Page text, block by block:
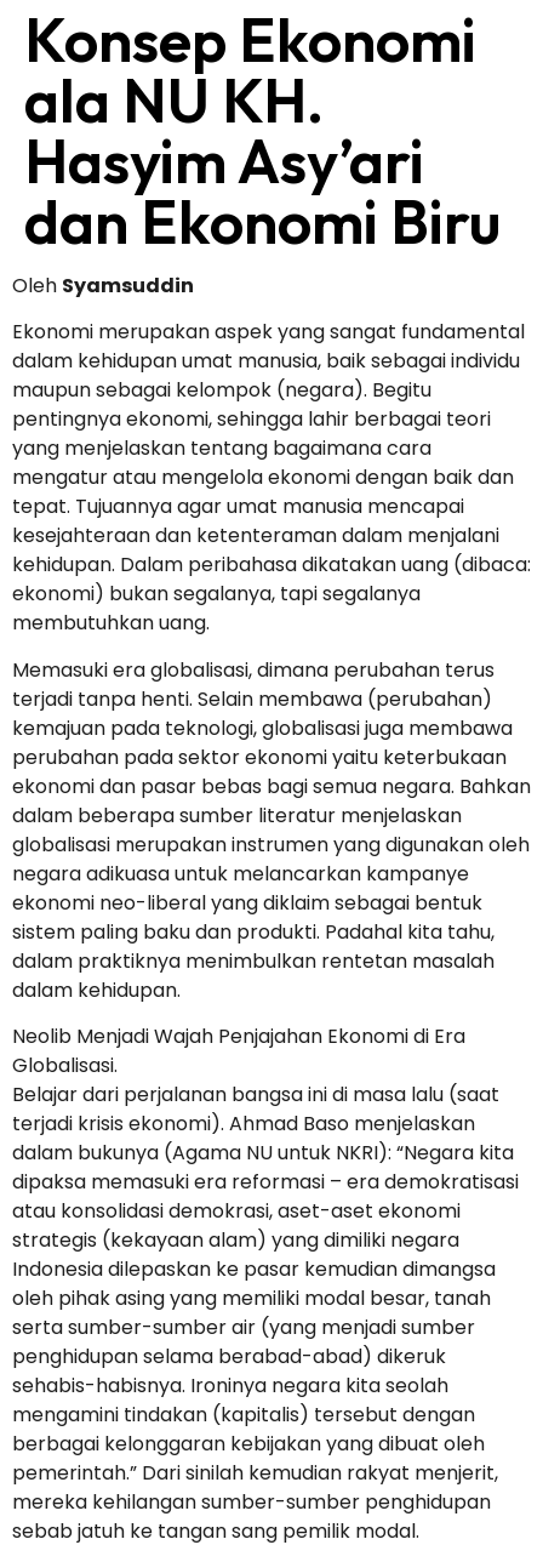
Konsep Ekonomi
ala NU KH.
Hasyim Asy’ari
dan Ekonomi Biru
Oleh Syamsuddin
Ekonomi merupakan aspek yang sangat fundamental
dalam kehidupan umat manusia, baik sebagai individu
maupun sebagai kelompok (negara). Begitu
pentingnya ekonomi, sehingga lahir berbagai teori
yang menjelaskan tentang bagaimana cara
mengatur atau mengelola ekonomi dengan baik dan
tepat. Tujuannya agar umat manusia mencapai
kesejahteraan dan ketenteraman dalam menjalani
kehidupan. Dalam peribahasa dikatakan uang (dibaca:
ekonomi) bukan segalanya, tapi segalanya
membutuhkan uang.
Memasuki era globalisasi, dimana perubahan terus
terjadi tanpa henti. Selain membawa (perubahan)
kemajuan pada teknologi, globalisasi juga membawa
perubahan pada sektor ekonomi yaitu keterbukaan
ekonomi dan pasar bebas bagi semua negara. Bahkan
dalam beberapa sumber literatur menjelaskan
globalisasi merupakan instrumen yang digunakan oleh
negara adikuasa untuk melancarkan kampanye
ekonomi neo-liberal yang diklaim sebagai bentuk
sistem paling baku dan produkti. Padahal kita tahu,
dalam praktiknya menimbulkan rentetan masalah
dalam kehidupan.
Neolib Menjadi Wajah Penjajahan Ekonomi di Era
Globalisasi.
Belajar dari perjalanan bangsa ini di masa lalu (saat
terjadi krisis ekonomi). Ahmad Baso menjelaskan
dalam bukunya (Agama NU untuk NKRI): “Negara kita
dipaksa memasuki era reformasi – era demokratisasi
atau konsolidasi demokrasi, aset-aset ekonomi
strategis (kekayaan alam) yang dimiliki negara
Indonesia dilepaskan ke pasar kemudian dimangsa
oleh pihak asing yang memiliki modal besar, tanah
serta sumber-sumber air (yang menjadi sumber
penghidupan selama berabad-abad) dikeruk
sehabis-habisnya. Ironinya negara kita seolah
mengamini tindakan (kapitalis) tersebut dengan
berbagai kelonggaran kebijakan yang dibuat oleh
pemerintah.” Dari sinilah kemudian rakyat menjerit,
mereka kehilangan sumber-sumber penghidupan
sebab jatuh ke tangan sang pemilik modal.